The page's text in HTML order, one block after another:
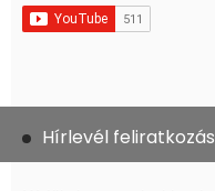
Hírlevél feliratkozás